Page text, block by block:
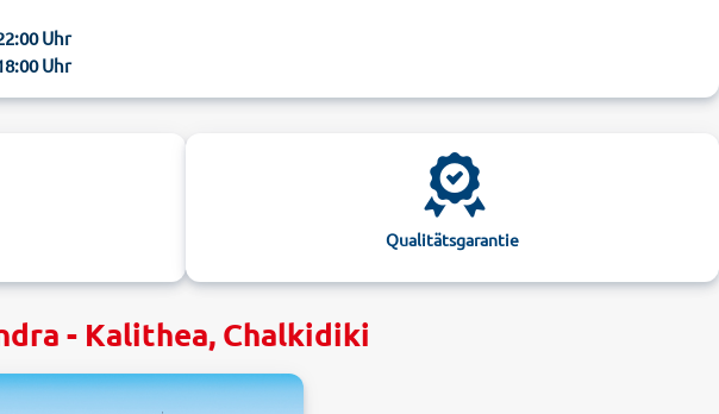
Uhr
Uhr
Qualitätsgarantie
- Kalithea, Chalkidiki